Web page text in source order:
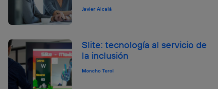
Javier Alcalá
Slite: tecnología al servicio de
la inclusión
Moncho Terol